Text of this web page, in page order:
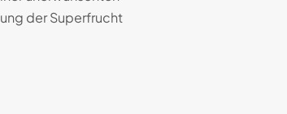
der Superfrucht